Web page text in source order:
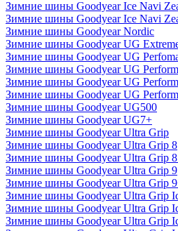
Зимние шины Goodyear Ice Navi
Зимние шины Goodyear Ice Navi
Зимние шины Goodyear Nordic
Зимние шины Goodyear UG
Зимние шины Goodyear UG
Зимние шины Goodyear UG
Зимние шины Goodyear UG
Зимние шины Goodyear UG
Зимние шины Goodyear UG500
Зимние шины Goodyear UG7+
Зимние шины Goodyear Ultra Grip
Зимние шины Goodyear Ultra Grip 8
Зимние шины Goodyear Ultra Grip 8
Зимние шины Goodyear Ultra Grip 9
Зимние шины Goodyear Ultra Grip
Зимние шины Goodyear Ultra Grip
Зимние шины Goodyear Ultra Grip
Зимние шины Goodyear Ultra Grip